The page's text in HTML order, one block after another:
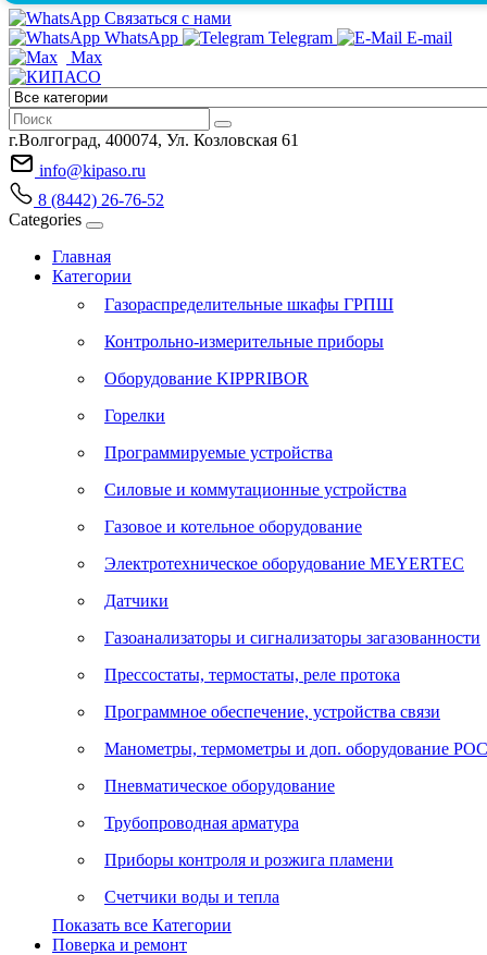
Связаться с нами
WhatsApp
Telegram
E-mail
Max
г.Волгоград, 400074, Ул. Козловская 61
info@kipaso.ru
8 (8442) 26-76-52
Categories
Главная
Категории
Газораспределительные шкафы ГРПШ
Контрольно-измерительные приборы
Оборудование KIPPRIBOR
Горелки
Программируемые устройства
Силовые и коммутационные устройства
Газовое и котельное оборудование
Электротехническое оборудование MEYERTEC
Датчики
Газоанализаторы и сигнализаторы загазованности
Прессостаты, термостаты, реле протока
Программное обеспечение, устройства связи
Манометры, термометры и доп. оборудование
Пневматическое оборудование
Трубопроводная арматура
Приборы контроля и розжига пламени
Счетчики воды и тепла
Показать все Категории
Поверка и ремонт